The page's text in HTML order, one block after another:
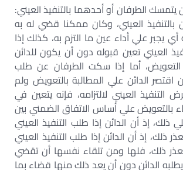
يتمسك الطرفان أو أحدهما بالتنفيذ العيني:
بالتنفيذ العيني، وكان ممكنا قضي له به
أي يجبر علي أداء عين ما التزم به، كذلك إذا
العيني تعين قبوله دون أن يكون للدائن
أما إذا سكت الطرفان عن طلب
اقتصر الدائن علي المطالبة بالتعويض ولم
التنفيذ العيني لالتزامه، فإنه يتعين في
بالتعويض علي أساس الاتفاق الضمني بين
ذلك، إذ أن الدائن إذا طلب التنفيذ العيني
ذلك، إذ أن الدائن إذا طلب التنفيذ العيني
ذلك، فلها ومن تلقاء نفسها أن تقضي
الدائن دون أن يعد ذلك منها قضاء بما